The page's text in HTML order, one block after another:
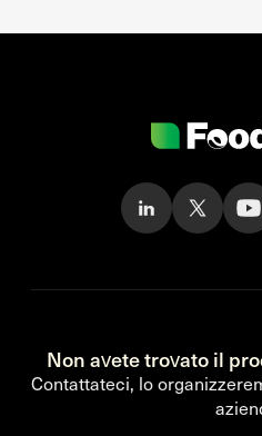
Non avete trovato il
Contattateci, lo